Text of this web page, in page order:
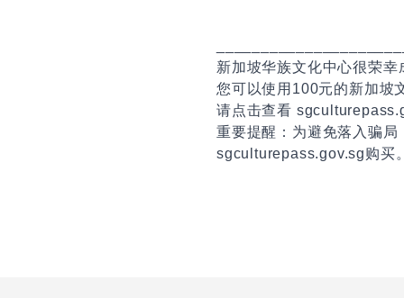
新加坡华族文化中心很荣
您可以使用100元的新加坡
请点击查看
重要提醒：为避免落入骗
sgculturepass.gov.sg购买